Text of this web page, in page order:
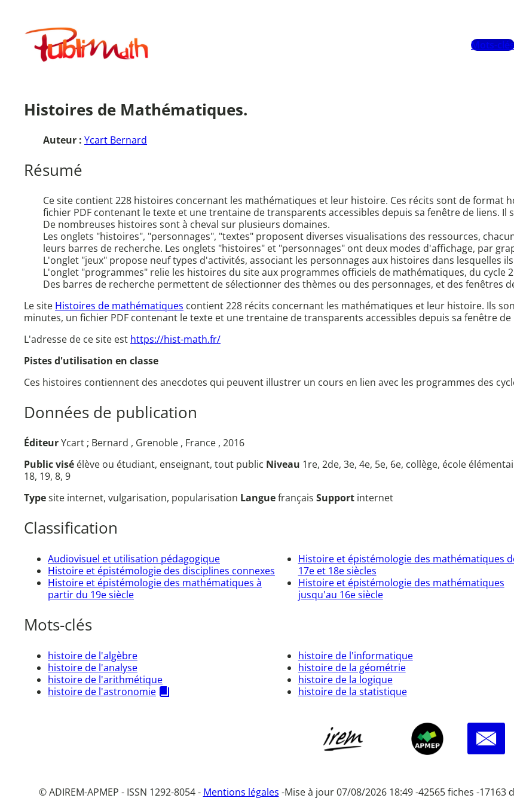
contenuPublimath
Mots-clés
Histoires de Mathématiques.
Auteur : Ycart Bernard
Résumé
Ce site contient 228 histoires concernant les mathématiques et leur histoire. Ces récits sont de format
fichier PDF contenant le texte et une trentaine de transparents accessibles depuis sa fenêtre de liens. Il
De nombreuses histoires sont à cheval sur plusieurs domaines.
Les onglets "histoires", "personnages", "textes" proposent diverses visualisations des ressources,
leurs barres de recherche. Les onglets "histoires" et "personnages" ont deux modes d'affichage, par
L'onglet "jeux" propose neuf types d'activités, associant les personnages aux histoires dans lesquelles
L'onglet "programmes" relie les histoires du site aux programmes officiels de mathématiques, du cycle
Des barres de recherche permettent de sélectionner des thèmes ou des personnages, et des fenêtres
Le site Histoires de mathématiques contient 228 récits concernant les mathématiques et leur histoire. Ils
minutes, un fichier PDF contenant le texte et une trentaine de transparents accessibles depuis sa fenêtre de
L'adresse de ce site est https://hist-math.fr/
Pistes d'utilisation en classe
Ces histoires contiennent des anecdotes qui peuvent illustrer un cours en lien avec les programmes des
Données de publication
ÉditeurYcart ; Bernard , Grenoble , France , 2016
Public visé élève ou étudiant, enseignant, tout public Niveau 1re, 2de, 3e, 4e, 5e, 6e, collège, école
18, 19, 8, 9
Typesite internet, vulgarisation, popularisation Languefrançais Support internet
Classification
Audiovisuel et utilisation pédagogique
Histoire et épistémologie des disciplines connexes
Histoire et épistémologie des mathématiques à
partir du 19e siècle
Histoire et épistémologie des mathématiques
17e et 18e siècles
Histoire et épistémologie des mathématiques
jusqu'au 16e siècle
Mots-clés
histoire de l'algèbre
histoire de l'analyse
histoire de l'arithmétique
histoire de l'astronomie
histoire de l'informatique
histoire de la géométrie
histoire de la logique
histoire de la statistique
© ADIREM-APMEP - ISSN 1292-8054 - Mentions légales -Mise à jour 07/08/2026 18:49 -42565 fiches -17163